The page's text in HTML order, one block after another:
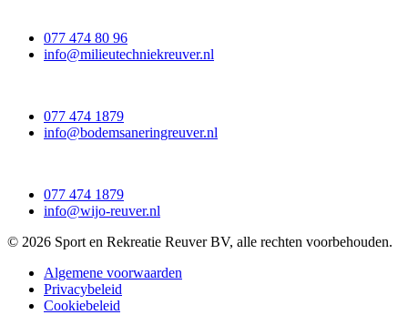
077 474 80 96
info@milieutechniekreuver.nl
077 474 1879
info@bodemsaneringreuver.nl
077 474 1879
info@wijo-reuver.nl
© 2026 Sport en Rekreatie Reuver BV, alle rechten voorbehouden.
Algemene voorwaarden
Privacybeleid
Cookiebeleid